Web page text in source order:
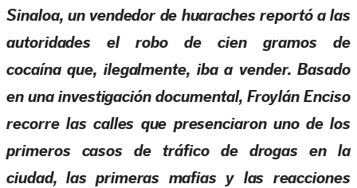
Sinaloa, un vendedor de huaraches reportó a las
autoridades el robo de cien gramos de
cocaína que, ilegalmente, iba a vender. Basado
en una investigación documental, Froylán Enciso
recorre las calles que presenciaron uno de los
primeros casos de tráfico de drogas en la
ciudad, las primeras mafias y las reacciones